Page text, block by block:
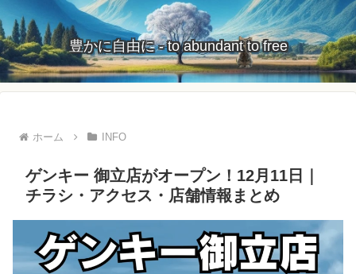
豊かに自由に - to abundant to free
ホーム INFO
ゲンキー 御立店がオープン！12月11日｜
チラシ・アクセス・店舗情報まとめ